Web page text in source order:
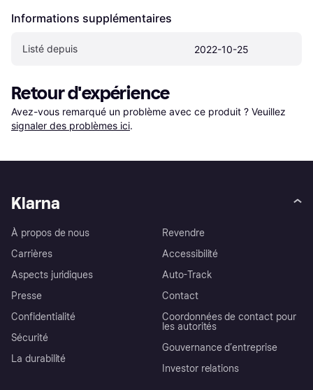
Informations supplémentaires
Listé depuis 2022-10-25
Retour d'expérience
Avez-vous remarqué un problème avec ce produit ? Veuillez
signaler des problèmes ici.
Klarna
À propos de nous
Carrières
Aspects juridiques
Presse
Confidentialité
Sécurité
La durabilité
Revendre
Accessibilité
Auto-Track
Contact
Coordonnées de contact pour
les autorités
Gouvernance d’entreprise
Investor relations